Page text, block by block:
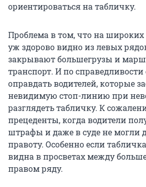
ориентироваться на табличку.
Проблема в том, что на широких
уж здорово видно из левых
закрывают большегрузы и
транспорт. И по
оправдать водителей, которые
невидимую стоп-линию при
разглядеть табличку. К
прецеденты, когда водители
штрафы и даже в суде не могли
правоту. Особенно если
видна в просветах между
правом ряду.